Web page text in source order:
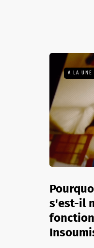
A LA UNE
s'est-il